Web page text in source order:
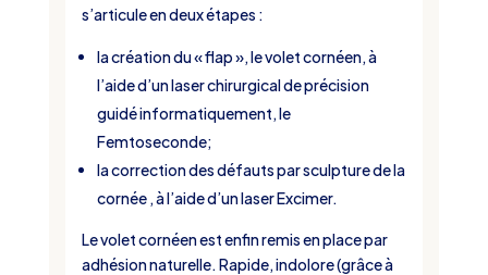
s’articule en deux étapes :
la création du « flap », le volet cornéen, à
l’aide d’un laser chirurgical de précision
guidé informatiquement, le
Femtoseconde;
la correction des défauts par sculpture de la
cornée , à l’aide d’un laser Excimer.
Le volet cornéen est enfin remis en place par
adhésion naturelle. Rapide, indolore (grâce à